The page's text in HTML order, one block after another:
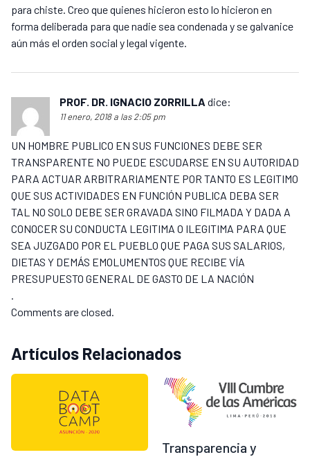
para chiste. Creo que quienes hicieron esto lo hicieron en
forma deliberada para que nadie sea condenada y se galvanice
aún más el orden social y legal vigente.
PROF. DR. IGNACIO ZORRILLA dice:
11 enero, 2018 a las 2:05 pm
UN HOMBRE PUBLICO EN SUS FUNCIONES DEBE SER
TRANSPARENTE NO PUEDE ESCUDARSE EN SU AUTORIDAD
PARA ACTUAR ARBITRARIAMENTE POR TANTO ES LEGITIMO
QUE SUS ACTIVIDADES EN FUNCIÓN PUBLICA DEBA SER
TAL NO SOLO DEBE SER GRAVADA SINO FILMADA Y DADA A
CONOCER SU CONDUCTA LEGITIMA O ILEGITIMA PARA QUE
SEA JUZGADO POR EL PUEBLO QUE PAGA SUS SALARIOS,
DIETAS Y DEMÁS EMOLUMENTOS QUE RECIBE VÍA
PRESUPUESTO GENERAL DE GASTO DE LA NACIÓN
.
Comments are closed.
Artículos Relacionados
Transparencia y